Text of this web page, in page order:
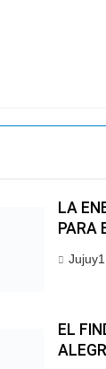
LA
PARA
Jujuy1
EL